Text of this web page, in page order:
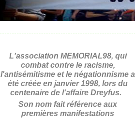
L'association MEMORIAL98, qui
combat contre le racisme,
l'antisémitisme et le négationnisme a
été créée en janvier 1998, lors du
centenaire de l'affaire Dreyfus.
Son nom fait référence aux
premières manifestations